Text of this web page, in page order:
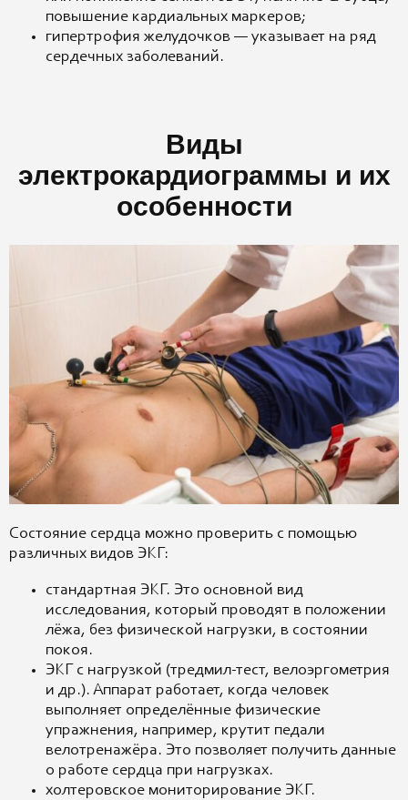
повышение кардиальных маркеров;
гипертрофия желудочков — указывает на ряд
сердечных заболеваний.
Виды
электрокардиограммы и их
особенности
Состояние сердца можно проверить с помощью
различных видов ЭКГ:
стандартная ЭКГ. Это основной вид
исследования, который проводят в положении
лёжа, без физической нагрузки, в состоянии
покоя.
ЭКГ с нагрузкой (тредмил-тест, велоэргометрия
и др.). Аппарат работает, когда человек
выполняет определённые физические
упражнения, например, крутит педали
велотренажёра. Это позволяет получить данные
о работе сердца при нагрузках.
холтеровское мониторирование ЭКГ.